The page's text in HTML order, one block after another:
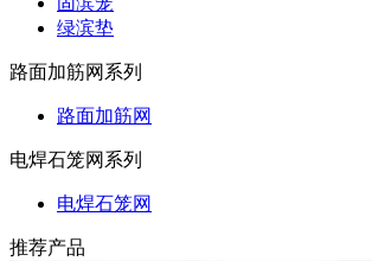
绿滨垫
路面加筋网系列
路面加筋网
电焊石笼网系列
电焊石笼网
推荐产品